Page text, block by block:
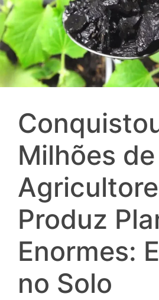
Milhões de
Produz
Enormes:
no Solo